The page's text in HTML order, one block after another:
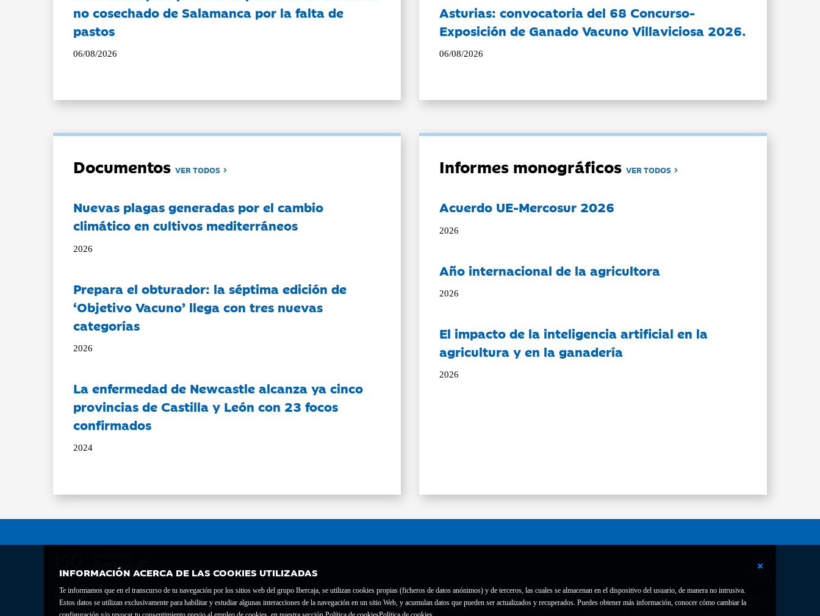
INFORMACIÓN ACERCA DE LAS COOKIES UTILIZADAS
Te informamos que en el transcurso de tu navegación por los sitios web del grupo Ibercaja, se utilizan cookies propias (ficheros de datos anónimos) y de terceros, las cuales se almacenan en el dispositivo del usuario, de manera no intrusiva.
Estos datos se utilizan exclusivamente para habilitar y estudiar algunas interacciones de la navegación en un sitio Web, y acumulan datos que pueden ser actualizados y recuperados. Puedes obtener más información, conocer cómo cambiar la
no cosechado de Salamanca por la falta de
pastos
06/08/2026
Asturias: convocatoria del 68 Concurso-
Exposición de Ganado Vacuno Villaviciosa 2026.
06/08/2026
DocumentosVER TODOS
Nuevas plagas generadas por el cambio
climático en cultivos mediterráneos
2026
Prepara el obturador: la séptima edición de
‘Objetivo Vacuno’ llega con tres nuevas
categorías
2026
La enfermedad de Newcastle alcanza ya cinco
provincias de Castilla y León con 23 focos
confirmados
2024
Informes monográficosVER TODOS
Acuerdo UE-Mercosur 2026
2026
Año internacional de la agricultora
2026
El impacto de la inteligencia artificial en la
agricultura y en la ganadería
2026
Fundación Bancaria Ibercaja C.I.F. G-50000652.
Inscrita en el Registro de Fundaciones del Mº de Educación, Cultura y Deporte con el nº 1689.
Contacto Declaración de accesibilidad